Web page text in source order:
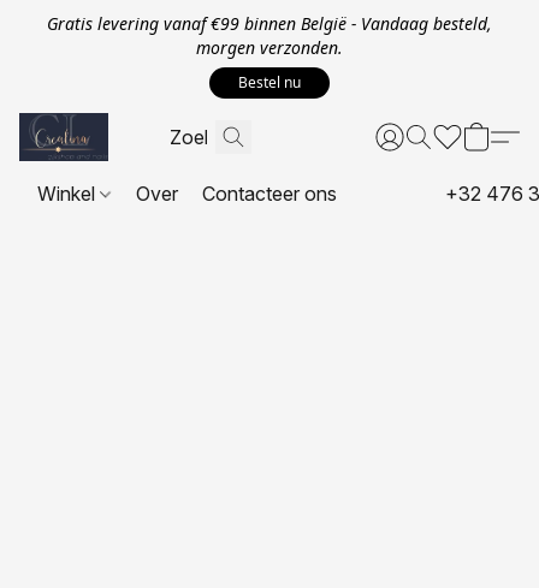
Gratis levering vanaf €99 binnen België - Vandaag besteld,
morgen verzonden.
Bestel nu
Winkel Over Contacteer ons +32 476